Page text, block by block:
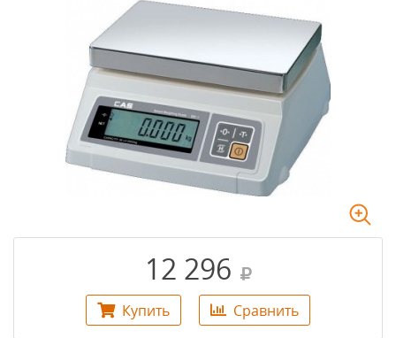
12 296
Купить Сравнить